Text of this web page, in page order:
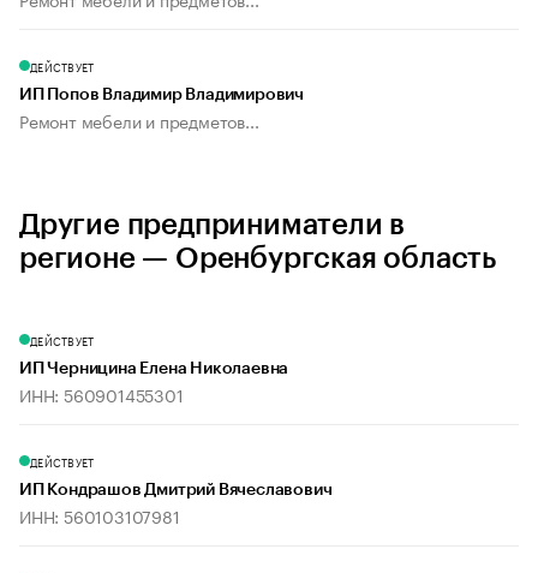
ДЕЙСТВУЕТ
ИП Попов Владимир Владимирович
Ремонт мебели и предметов...
Другие предприниматели в
регионе — Оренбургская область
ДЕЙСТВУЕТ
ИП Черницина Елена Николаевна
ИНН: 560901455301
ДЕЙСТВУЕТ
ИП Кондрашов Дмитрий Вячеславович
ИНН: 560103107981